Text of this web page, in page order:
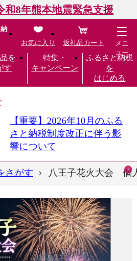
和8年熊本地震緊急支援
を
す
特集・
キャンペーン
ふるさと納税
を
はじめる
お気に入り 返礼品カート
メニ
ュー
【重要】2026年10月のふる
さと納税制度改正に伴う影
響について
さがす 八王子花火大会 個